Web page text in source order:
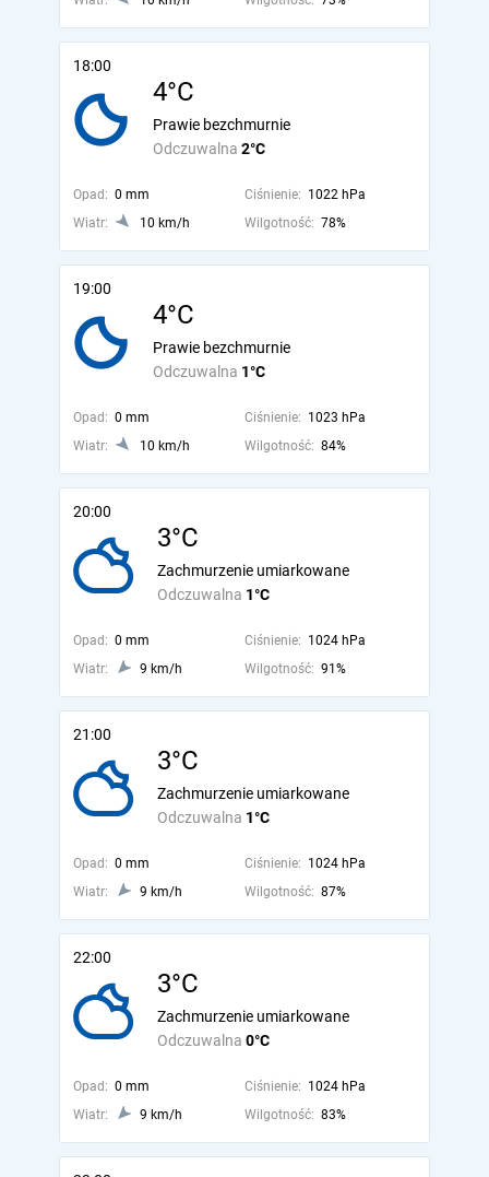
18:00
4°C
Odczuwalna 2°C
Prawie bezchmurnie
Opad: 0 mm Ciśnienie: 1022 hPa
Wiatr:
10 km/h Wilgotność: 78%
19:00
4°C
Odczuwalna 1°C
Prawie bezchmurnie
Opad: 0 mm Ciśnienie: 1023 hPa
Wiatr:
10 km/h Wilgotność: 84%
20:00
3°C
Odczuwalna 1°C
Zachmurzenie umiarkowane
Opad: 0 mm Ciśnienie: 1024 hPa
Wiatr:
9 km/h Wilgotność: 91%
21:00
3°C
Odczuwalna 1°C
Zachmurzenie umiarkowane
Opad: 0 mm Ciśnienie: 1024 hPa
Wiatr:
9 km/h Wilgotność: 87%
22:00
3°C
Odczuwalna 0°C
Zachmurzenie umiarkowane
Opad: 0 mm Ciśnienie: 1024 hPa
Wiatr:
9 km/h Wilgotność: 83%